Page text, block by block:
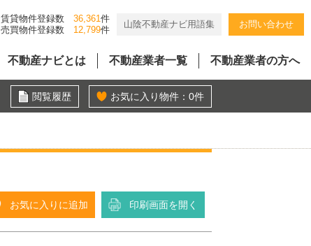
賃貸物件登録数 36,361件
売買物件登録数
12,799件
山陰不動産ナビ用語集 お問い合わせ
不動産ナビとは 不動産業者一覧 不動産業者の方へ
閲覧履歴 お気に入り物件： 0件
お気に入りに追加 印刷画面を開く